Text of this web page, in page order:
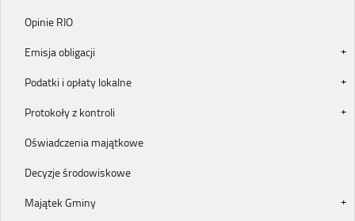
Opinie RIO
Emisja obligacji
Podatki i opłaty lokalne
Protokoły z kontroli
Oświadczenia majątkowe
Decyzje środowiskowe
Majątek Gminy